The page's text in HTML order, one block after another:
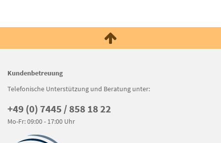
Kundenbetreuung
Telefonische Unterstützung und Beratung unter:
+49 (0) 7445 / 858 18 22
Mo-Fr: 09:00 - 17:00 Uhr